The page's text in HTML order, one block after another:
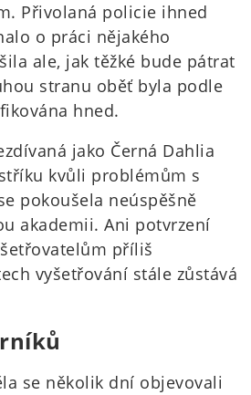
Přivolaná policie ihned
o práci nějakého
ale, jak těžké bude pátrat
stranu oběť byla podle
hned.
jako Černá Dahlia
kvůli problémům s
pokoušela neúspěšně
akademii. Ani potvrzení
příliš
vyšetřování stále zůstává
se několik dní objevovali